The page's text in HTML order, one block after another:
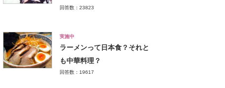
回答数：23823
実施中
ラーメンって日本食？それと
も中華料理？
回答数：19617